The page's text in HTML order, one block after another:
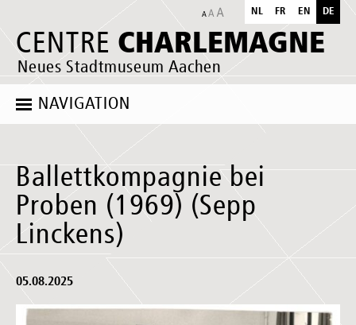
CENTRE CHARLEMAGNE
Neues Stadtmuseum Aachen
NL FR EN DE
NAVIGATION
Ballettkompagnie bei
Proben (1969) (Sepp
Linckens)
05.08.2025